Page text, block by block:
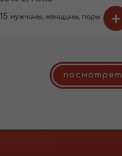
15 мужчины, женщины, пары +